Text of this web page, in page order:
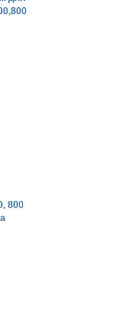
800